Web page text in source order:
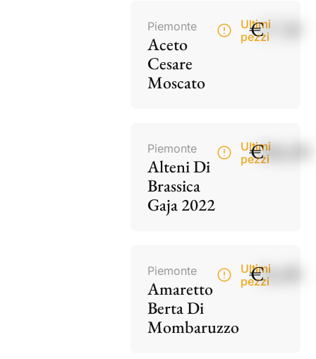
Piemonte
Aceto
Cesare
Moscato
Ultimi
pezzi
€17,50
Piemonte
Alteni Di
Brassica
Gaja 2022
Ultimi
pezzi
€186,00
Piemonte
Amaretto
Berta Di
Mombaruzzo
Ultimi
pezzi
€34,00